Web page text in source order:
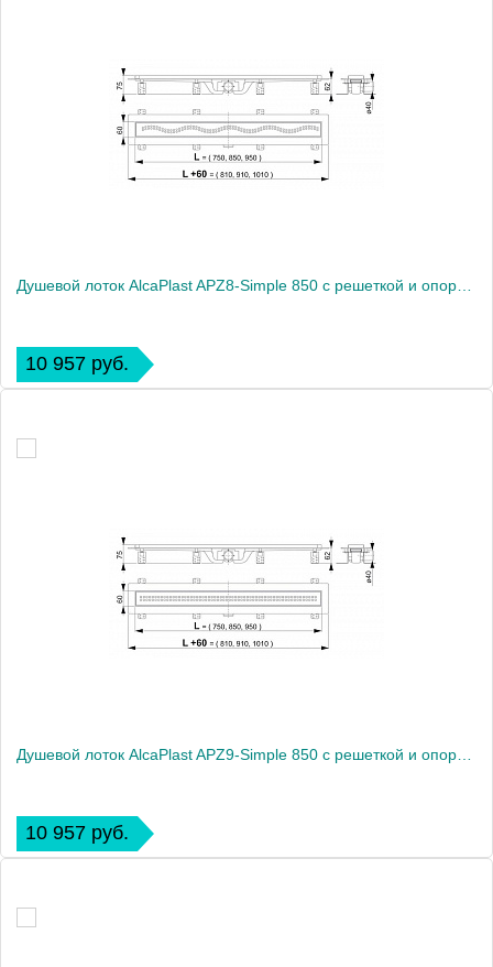
10 957 руб.
10 957 руб.